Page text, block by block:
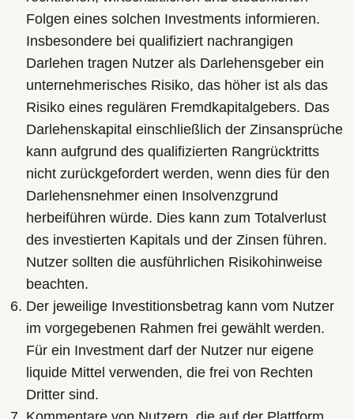
Folgen eines solchen Investments informieren.
Insbesondere bei qualifiziert nachrangigen
Darlehen tragen Nutzer als Darlehensgeber ein
unternehmerisches Risiko, das höher ist als das
Risiko eines regulären Fremdkapitalgebers. Das
Darlehenskapital einschließlich der Zinsansprüche
kann aufgrund des qualifizierten Rangrücktritts
nicht zurückgefordert werden, wenn dies für den
Darlehensnehmer einen Insolvenzgrund
herbeiführen würde. Dies kann zum Totalverlust
des investierten Kapitals und der Zinsen führen.
Nutzer sollten die ausführlichen Risikohinweise
beachten.
Der jeweilige Investitionsbetrag kann vom Nutzer
im vorgegebenen Rahmen frei gewählt werden.
Für ein Investment darf der Nutzer nur eigene
liquide Mittel verwenden, die frei von Rechten
Dritter sind.